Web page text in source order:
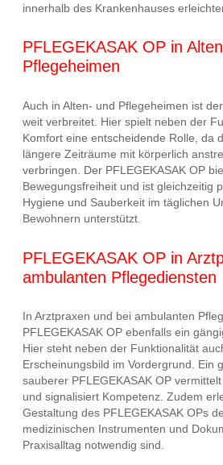
innerhalb des Krankenhauses
PFLEGEKASAK OP in
Pflegeheimen
Auch in Alten- und Pflegeheimen ist
weit verbreitet. Hier spielt neben der
Komfort eine entscheidende Rolle, da
längere Zeiträume mit körperlich
verbringen. Der PFLEGEKASAK OP
Bewegungsfreiheit und ist gleichzeitig
Hygiene und Sauberkeit im täglichen
Bewohnern unterstützt.
PFLEGEKASAK OP in
ambulanten Pflegediensten
In Arztpraxen und bei ambulanten
PFLEGEKASAK OP ebenfalls ein
Hier steht neben der Funktionalität
Erscheinungsbild im Vordergrund. Ein
sauberer PFLEGEKASAK OP
und signalisiert Kompetenz. Zudem
Gestaltung des PFLEGEKASAK OPs
medizinischen Instrumenten und
Praxisalltag notwendig sind.